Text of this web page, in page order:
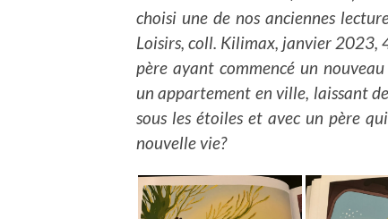
choisi une de nos anciennes
Loisirs, coll. Kilimax, janvier 2023,
père ayant commencé un
un appartement en ville, laissant
sous les étoiles et avec un père
nouvelle vie?